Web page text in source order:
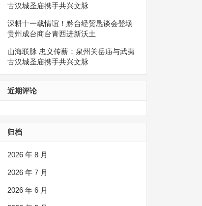
古汉城圣庙携手共兴文脉
深耕十一载情谊！黔台经贸恳谈会登场
贵州成台商台青西进新沃土
山海联脉 忠义传薪：泉州关岳庙与武夷
古汉城圣庙携手共兴文脉
近期评论
归档
2026 年 8 月
2026 年 7 月
2026 年 6 月